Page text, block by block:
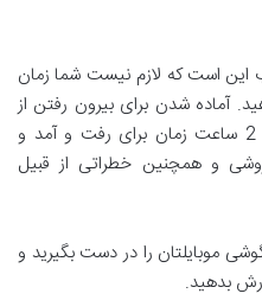
این است که لازم نیست شما زمان
آماده شدن برای بیرون رفتن از
خانه نیازمند پوشیدن لباس، حداقل 2 ساعت زمان برای رفت و آمد و
و همچنین خطراتی از قبیل
موبایلتان را در دست بگیرید و
بدهید.